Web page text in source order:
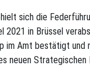
sich die
2021 in Brüssel
im Amt bestätigt
neuen